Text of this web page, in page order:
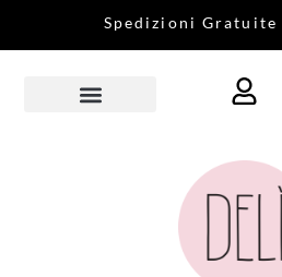
Sped izi on i Gratu ite